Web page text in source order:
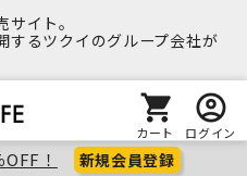
イト。
するツクイのグループ会社が
カート ログイン
！ 新規会員登録